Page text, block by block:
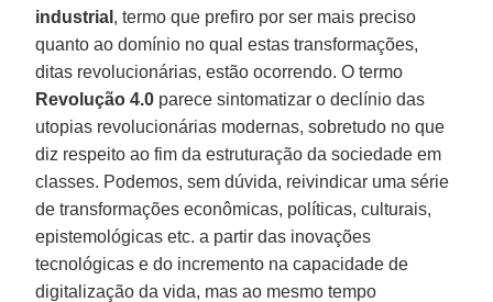
industrial , termo que prefiro por ser mais preciso
quanto ao domínio no qual estas transformações,
ditas revolucionárias, estão ocorrendo. O termo
Revolução 4.0 parece sintomatizar o declínio das
utopias revolucionárias modernas, sobretudo no que
diz respeito ao fim da estruturação da sociedade em
classes. Podemos, sem dúvida, reivindicar uma série
de transformações econômicas, políticas, culturais,
epistemológicas etc. a partir das inovações
tecnológicas e do incremento na capacidade de
digitalização da vida, mas ao mesmo tempo